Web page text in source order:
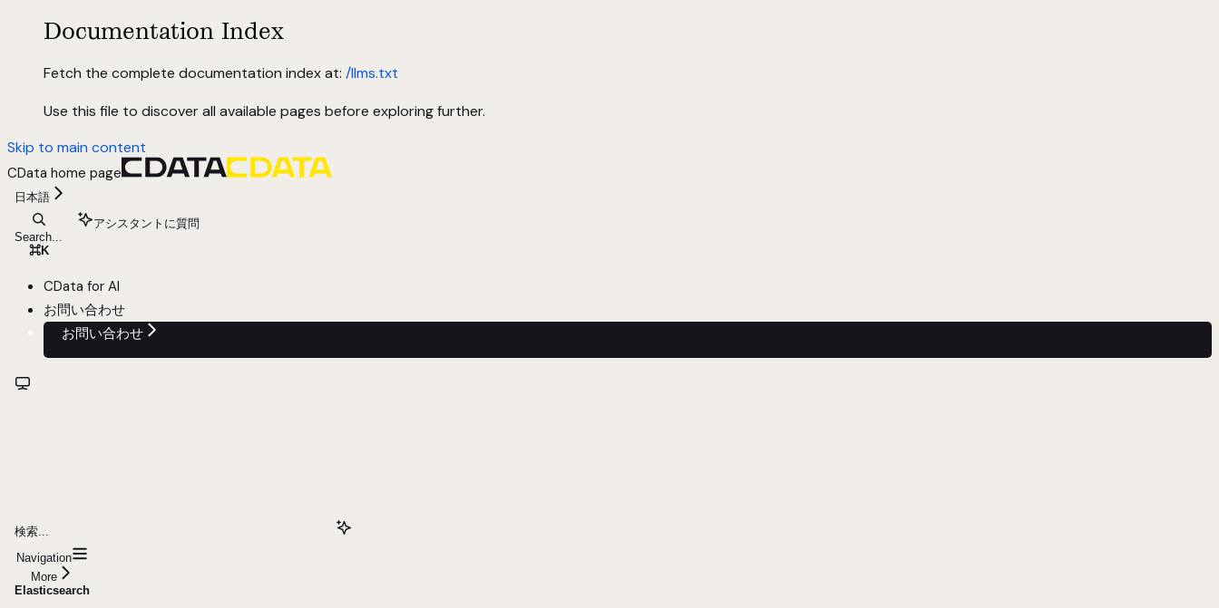
Documentation Index
Fetch the complete documentation index at: /llms.txt
Use this file to discover all available pages before exploring further.
Skip to main content
CData home page
日本語
Search...
⌘K
アシスタントに質問
CData for AI
お問い合わせ
お問い合わせ
検索...
Navigation
More
Elasticsearch